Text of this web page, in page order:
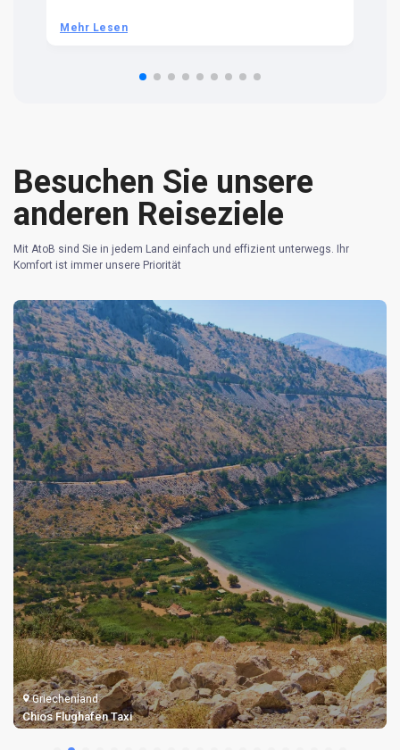
Mehr Lesen
Besuchen Sie unsere
anderen Reiseziele
Mit AtoB sind Sie in jedem Land einfach und effizient unterwegs. Ihr
Komfort ist immer unsere Priorität
Griechenland
Samos Flughafen Taxi